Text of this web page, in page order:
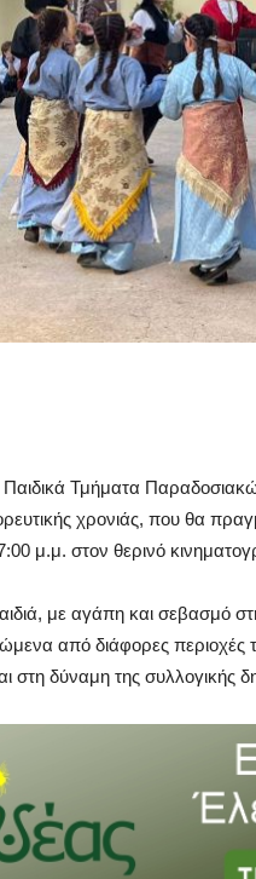
Παιδικά Τμήματα
χρονιάς, που θα
μ.μ. στον θερινό
με αγάπη και σεβασμό
από διάφορες
στη δύναμη της συλλογικής